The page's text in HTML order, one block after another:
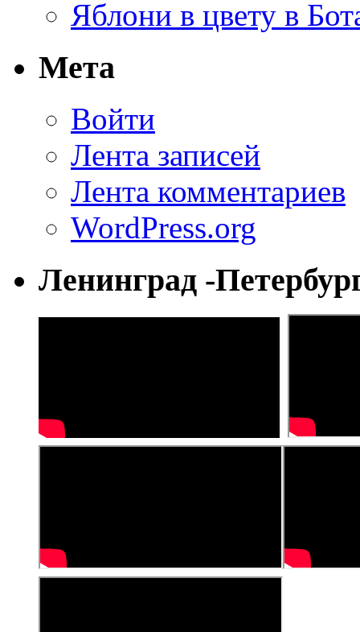
Яблони в цвету в
Мета
Войти
Лента записей
Лента комментариев
WordPress.org
Ленинград -